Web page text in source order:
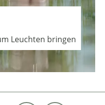
Leuchten bringen